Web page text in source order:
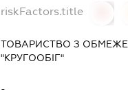
riskFactors.title
ТОВАРИСТВО З
"КРУГООБІГ"